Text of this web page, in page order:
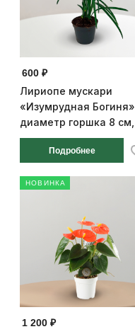
600 ₽
Лириопе мускари
«Изумрудная Богиня»,
диаметр горшка 8 см,
высота 25 см
Подробнее
НОВИНКА
1 200 ₽